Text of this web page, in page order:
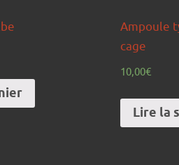
Ampoule
cage
10,00€
Lire la